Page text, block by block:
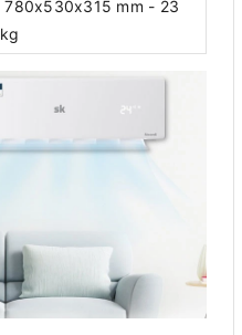
780x530x315 mm - 23
kg